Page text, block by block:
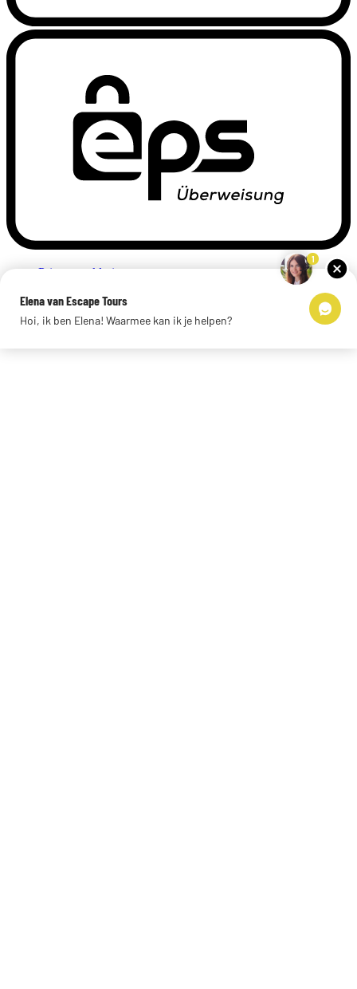
Privacyverklaring
Links
© 2026 Escape Tours
1
Elena van Escape Tours
Hoi, ik ben Elena! Waarmee kan ik je helpen?